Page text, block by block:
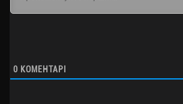
0 КОМЕНТАРІ